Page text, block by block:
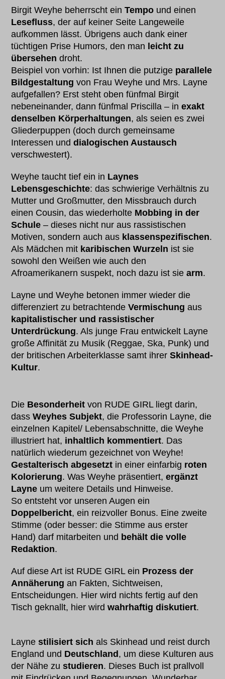
Birgit Weyhe beherrscht einTempo und einen
Lesefluss, der auf keiner Seite Langeweile
aufkommen lässt. Übrigens auch dank einer
tüchtigen Prise Humors, den man leicht zu
übersehen droht.
Beispiel von vorhin: Ist Ihnen die putzige parallele
Bildgestaltung von Frau Weyhe und Mrs. Layne
aufgefallen? Erst steht oben fünfmal Birgit
nebeneinander, dann fünfmal Priscilla – inexakt
denselben Körperhaltungen, als seien es zwei
Gliederpuppen (doch durch gemeinsame
Interessen unddialogischen Austausch
verschwestert).
Weyhe taucht tief ein in Laynes
Lebensgeschichte: das schwierige Verhältnis zu
Mutter und Großmutter, den Missbrauch durch
einen Cousin, das wiederholte Mobbing in der
Schule – dieses nicht nur aus rassistischen
Motiven, sondern auch aus klassenspezifischen.
Als Mädchen mit karibischen Wurzeln ist sie
sowohl den Weißen wie auch den
Afroamerikanern suspekt, noch dazu ist siearm.
Layne und Weyhe betonen immer wieder die
differenziert zu betrachtendeVermischung aus
kapitalistischer und rassistischer
Unterdrückung. Als junge Frau entwickelt Layne
große Affinität zu Musik (Reggae, Ska, Punk) und
der britischen Arbeiterklasse samt ihrerSkinhead-
Kultur.
Die Besonderheit von RUDE GIRL liegt darin,
dassWeyhes Subjekt, die Professorin Layne, die
einzelnen Kapitel/ Lebensabschnitte, die Weyhe
illustriert hat, inhaltlich kommentiert. Das
natürlich wiederum gezeichnet von Weyhe!
Gestalterisch abgesetzt in einer einfarbig roten
Kolorierung. Was Weyhe präsentiert,ergänzt
Layne um weitere Details und Hinweise.
So entsteht vor unseren Augen ein
Doppelbericht, ein reizvoller Bonus. Eine zweite
Stimme (oder besser: die Stimme aus erster
Hand) darf mitarbeiten und behält die volle
Redaktion.
Auf diese Art ist RUDE GIRL ein Prozess der
Annäherung an Fakten, Sichtweisen,
Entscheidungen. Hier wird nichts fertig auf den
Tisch geknallt, hier wirdwahrhaftig diskutiert.
Laynestilisiert sich als Skinhead und reist durch
England und Deutschland , um diese Kulturen aus
der Nähe zustudieren. Dieses Buch ist prallvoll